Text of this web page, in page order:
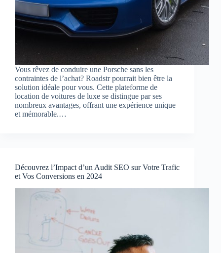
Vous rêvez de conduire une Porsche sans les
contraintes de l’achat? Roadstr pourrait bien être la
solution idéale pour vous. Cette plateforme de
location de voitures de luxe se distingue par ses
nombreux avantages, offrant une expérience unique
et mémorable.…
Découvrez l’Impact d’un Audit SEO sur Votre Trafic
et Vos Conversions en 2024